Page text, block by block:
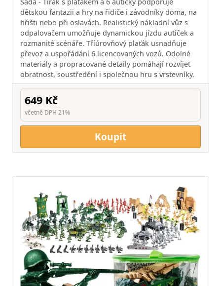
dětskou fantazii a hry na řidiče i závodníky doma, na
hřišti nebo při oslavách. Realistický nákladní vůz s
odpalovačem umožňuje dynamickou jízdu autíček a
rozmanité scénáře. Tříúrovňový plaťák usnadňuje
převoz a uspořádání 6 licencovaných vozů. Odolné
materiály a propracované detaily pomáhají rozvíjet
obratnost, soustředění i společnou hru s vrstevníky.
649 Kč
včetně DPH 21%
Koupit